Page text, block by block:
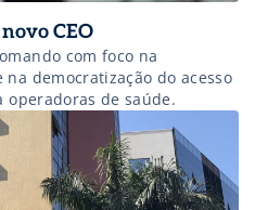
CEO
com foco na
na democratização do acesso
operadoras de saúde.